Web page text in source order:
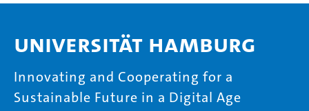
Universität Hamburg
Innovating and Cooperating for a
Sustainable Future in a Digital Age